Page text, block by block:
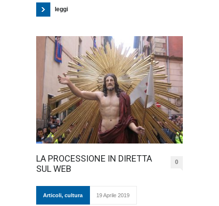
leggi
LA PROCESSIONE IN DIRETTA
SUL WEB
0
Articoli, cultura 19 Aprile 2019